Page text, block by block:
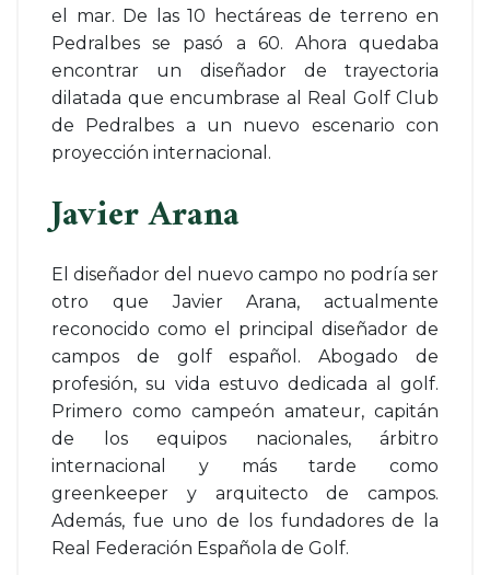
el mar. De las 10 hectáreas de terreno en
Pedralbes se pasó a 60. Ahora quedaba
encontrar un diseñador de trayectoria
dilatada que encumbrase al Real Golf Club
de Pedralbes a un nuevo escenario con
proyección internacional.
Javier Arana
El diseñador del nuevo campo no podría ser
otro que Javier Arana, actualmente
reconocido como el principal diseñador de
campos de golf español. Abogado de
profesión, su vida estuvo dedicada al golf.
Primero como campeón amateur, capitán
de los equipos nacionales, árbitro
internacional y más tarde como
greenkeeper y arquitecto de campos.
Además, fue uno de los fundadores de la
Real Federación Española de Golf.